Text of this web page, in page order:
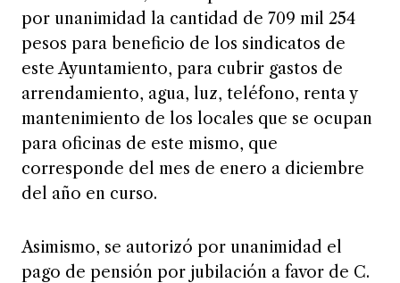
por unanimidad la cantidad de 709 mil 254
pesos para beneficio de los sindicatos de
este Ayuntamiento, para cubrir gastos de
arrendamiento, agua, luz, teléfono, renta y
mantenimiento de los locales que se ocupan
para oficinas de este mismo, que
corresponde del mes de enero a diciembre
del año en curso.
Asimismo, se autorizó por unanimidad el
pago de pensión por jubilación a favor de C.